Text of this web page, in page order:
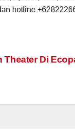
hotline
Theater Di